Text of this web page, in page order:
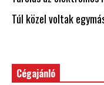
Túl közel voltak
Cégajánló